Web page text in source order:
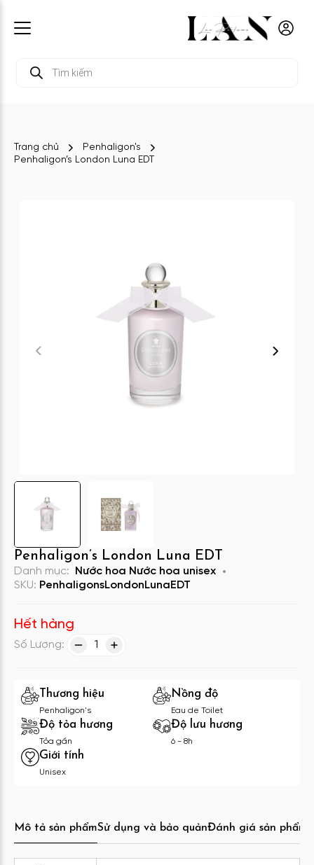
kiếm
Trang chủ
Penhaligon's
Penhaligon’s London Luna EDT
Penhaligon’s London Luna EDT
Danh mục: Nước hoa Nước hoa unisex
SKU: PenhaligonsLondonLunaEDT
Hết hàng
Số Lượng: 1
Thương hiệu
Penhaligon's
Nồng độ
Eau de Toilet
Độ tỏa hương
Tỏa gần
Độ lưu hương
6 - 8h
Giới tính
Unisex
Mô tả sản phẩmSử dụng và bảo quảnĐánh giá sản phẩm